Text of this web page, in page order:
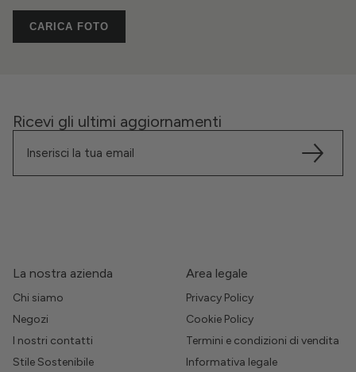
CARICA FOTO
Ricevi gli ultimi aggiornamenti
La nostra azienda
Chi siamo
Negozi
I nostri contatti
Stile Sostenibile
Area legale
Privacy Policy
Cookie Policy
Termini e condizioni di vendita
Informativa legale